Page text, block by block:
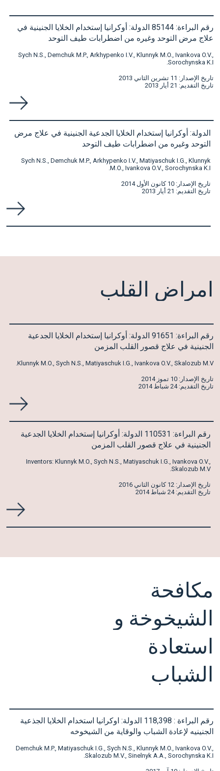
رقم البراءة: 85144 الدولة: أوكرانيا إستخدام الخلايا الجنينية في
علاج مرض التوحد وغيره من اضطرابات طيف التوحد
Sych N.S., Demchuk M.P., Arkhypenko I.V., Klunnyk M.O., Ivankova O.V.,
Sorochynska K.I.
تاريخ الإصدار: 11 تشرين الثاني 2013
تاريخ التقديم: 21 أيار 2013
الدولة: أوكرانيا إستخدام الخلايا الجدعية الجنينية في علاج مرض
التوحد وغيره من اضطرابات طيف التوحد
Sych N.S., Demchuk M.P., Arkhypenko I.V., Matiyaschuk I.G., Klunnyk
M.O., Ivankova O.V., Sorochynska K.I.
تاريخ الإصدار: 10 كانون الأول 2014
تاريخ التقديم: 21 أيار 2013
امراض القلب
رقم البراءة: 91651 الدولة: أوكرانيا إستخدام الخلايا الجدعية
الجنينية في علاج قصور القلب المزمن
Klunnyk M.O., Sych N.S., Matiyaschuk I.G., Ivankova O.V., Skalozub M.V.
تاريخ الإصدار: 10 تموز 2014
تاريخ التقديم: 24 شباط 2014
رقم البراءة: 110531 الدولة: أوكرانيا إستخدام الخلايا الجدعية
الجنينية في علاج قصور القلب المزمن
Inventors: Klunnyk M.O., Sych N.S., Matiyaschuk I.G., Ivankova O.V.,
Skalozub M.V.
تاريخ الإصدار: 12 كانون الثاني 2016
تاريخ التقديم: 24 شباط 2014
مكافحة
الشيخوخة و
استعادة
الشباب
رقم البراءة : 118,398 الدولة: اوكرانيا استخدام الخلايا الجذعية
الجنينيه لإعادة الشباب والوقاية من الشيخوخه
Demchuk M.P., Matiyaschuk I.G., Sych N.S., Klunnyk M.O., Ivankova O.V.,
Skalozub M.V., Sinelnyk A.A., Sorochynska K.I.